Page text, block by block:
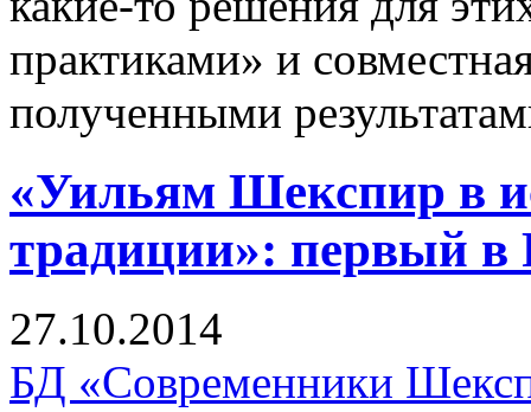
практиками» и
полученными
«Уильям Шекспир в
традиции»: первый
27.10.2014
БД «Современники